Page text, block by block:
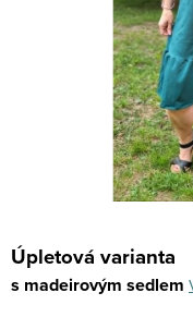
Úpletová varianta
s madeirovým sedlem